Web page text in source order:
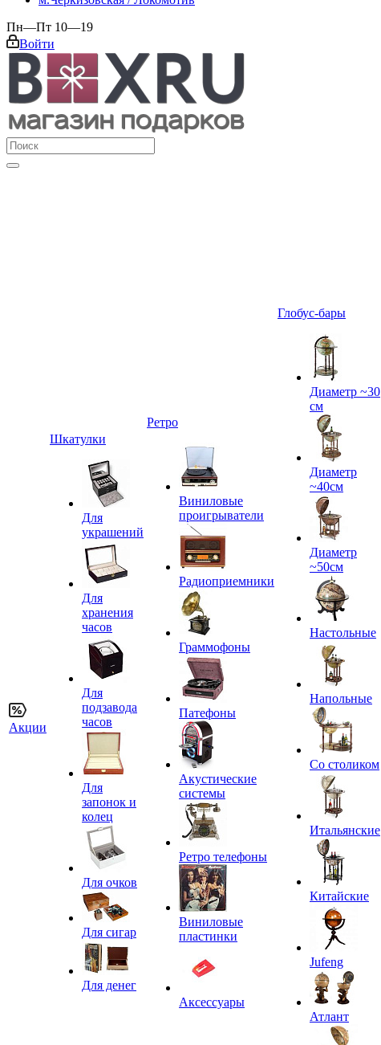
Пн—Пт 10—19
Войти
Акции
Шкатулки
Для
украшений
Для
хранения
часов
Для
подзавода
часов
Для
запонок и
колец
Для очков
Для сигар
Для денег
Ретро
Виниловые
проигрыватели
Радиоприемники
Граммофоны
Патефоны
Акустические
системы
Ретро телефоны
Виниловые
пластинки
Аксессуары
Глобус-бары
Диаметр ~30
см
Диаметр
~40см
Диаметр
~50см
Настольные
Напольные
Со столиком
Итальянские
Китайские
Jufeng
Атлант